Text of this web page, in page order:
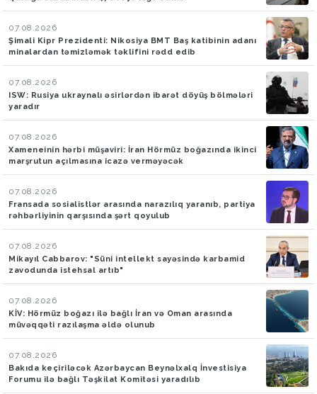
07.08.2026
Şimali Kipr Prezidenti: Nikosiya BMT Baş katibinin adanı
minalardan təmizləmək təklifini rədd edib
07.08.2026
ISW: Rusiya ukraynalı əsirlərdən ibarət döyüş bölmələri
yaradır
07.08.2026
Xameneinin hərbi müşaviri: İran Hörmüz boğazında ikinci
marşrutun açılmasına icazə verməyəcək
07.08.2026
Fransada sosialistlər arasında narazılıq yaranıb, partiya
rəhbərliyinin qarşısında şərt qoyulub
07.08.2026
Mikayıl Cabbarov: "Süni intellekt sayəsində karbamid
zavodunda istehsal artıb"
07.08.2026
KİV: Hörmüz boğazı ilə bağlı İran və Oman arasında
müvəqqəti razılaşma əldə olunub
07.08.2026
Bakıda keçiriləcək Azərbaycan Beynəlxalq İnvestisiya
Forumu ilə bağlı Təşkilat Komitəsi yaradılıb